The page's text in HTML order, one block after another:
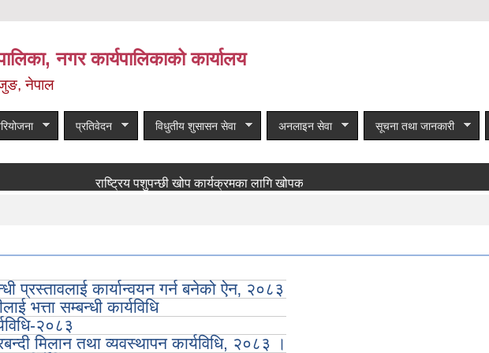
नगर कार्यपालिकाको कार्यालय
नेपाल
प्रतिवेदन विधुतीय शुसासन सेवा अनलाइन सेवा सूचना तथा जानकारी
राष्ट्रिय पशुपन्छी खोप कार्यक्रमका लागि खोपकर्ता आवश्यकता सम्बन्धी सूचना!
प्रस्तावलाई कार्यान्वयन गर्न बनेको ऐन‚ २०८३
भत्ता सम्बन्धी कार्यविधि
२०८३
मिलान तथा व्यवस्थापन कार्यविधि, २०८३ ।